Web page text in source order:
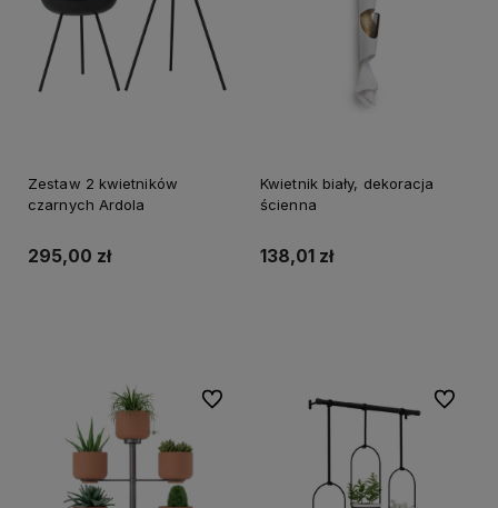
Zestaw 2 kwietników
czarnych Ardola
295,00 zł
Kwietnik biały, dekoracja
ścienna
138,01 zł
Do ulubionych Do